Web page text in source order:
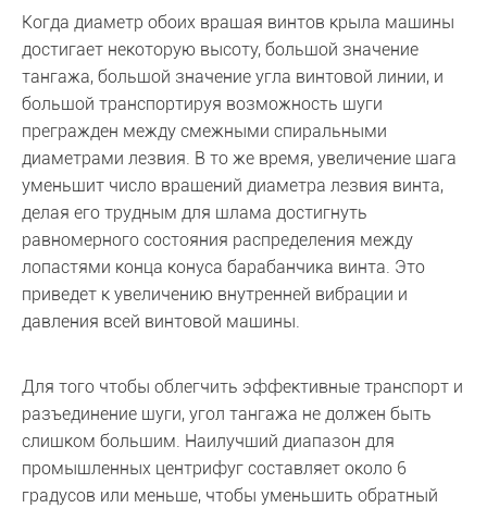
Когда диаметр обоих вращая винтов крыла машины
достигает некоторую высоту, большой значение
тангажа, большой значение угла винтовой линии, и
большой транспортируя возможность шуги
прегражден между смежными спиральными
диаметрами лезвия. В то же время, увеличение шага
уменьшит число вращений диаметра лезвия винта,
делая его трудным для шлама достигнуть
равномерного состояния распределения между
лопастями конца конуса барабанчика винта. Это
приведет к увеличению внутренней вибрации и
давления всей винтовой машины.
Для того чтобы облегчить эффективные транспорт и
разъединение шуги, угол тангажа не должен быть
слишком большим. Наилучший диапазон для
промышленных центрифуг составляет около 6
градусов или меньше, чтобы уменьшить обратный